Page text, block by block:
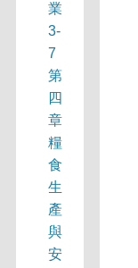
業
3-
7
第
四
章
糧
食
生
產
與
安